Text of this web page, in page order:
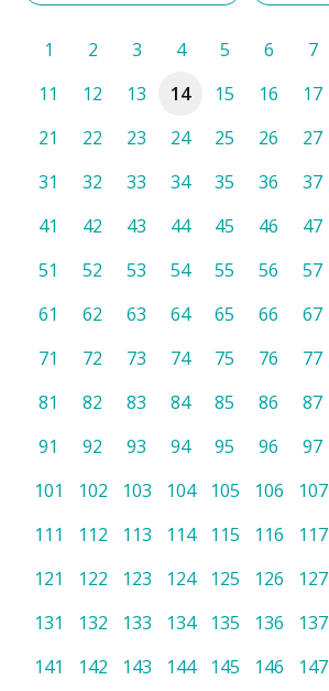
1 2 3 4 5 6 7
11
12 13 14 15 16 17
21
22 23 24 25 26 27
31
32 33 34 35 36 37
41
42 43 44 45 46 47
51
52 53 54 55 56 57
61
62 63 64 65 66 67
71
72 73 74 75 76 77
81
82 83 84 85 86 87
91
92 93 94 95 96 97
101
102 103 104 105 106 107
111
112 113 114 115 116 117
121
122 123 124 125 126 127
131
132 133 134 135 136 137
141
142 143 144 145 146 147